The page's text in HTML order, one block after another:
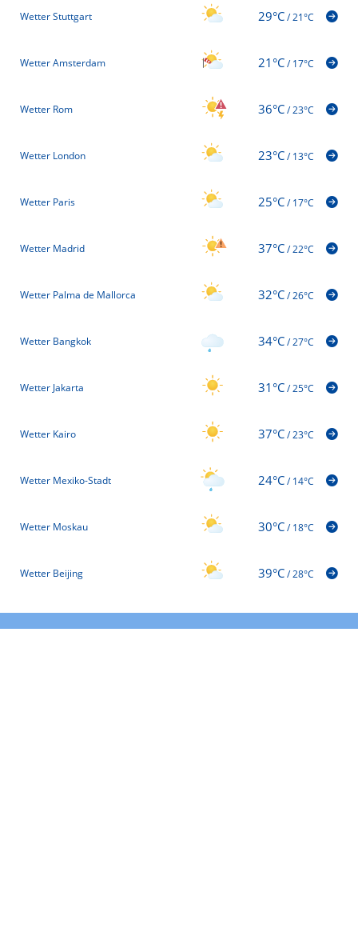
Wetter Stuttgart 29°C/21°C
Wetter Amsterdam 21°C/17°C
Wetter Rom 36°C/23°C
Wetter London 23°C/13°C
Wetter Paris 25°C/17°C
Wetter Madrid 37°C/22°C
Wetter Palma de Mallorca 32°C/26°C
Wetter Bangkok 34°C/27°C
Wetter Jakarta 31°C/25°C
Wetter Kairo 37°C/23°C
Wetter Mexiko-Stadt 24°C/14°C
Wetter Moskau 30°C/18°C
Wetter Beijing 39°C/28°C